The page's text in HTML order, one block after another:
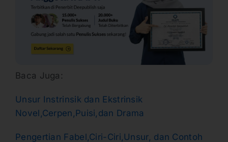
Baca Juga:
Unsur Instrinsik dan Ekstrinsik
Novel,Cerpen,Puisi,dan Drama
Pengertian Fabel,Ciri-Ciri,Unsur, dan Contoh